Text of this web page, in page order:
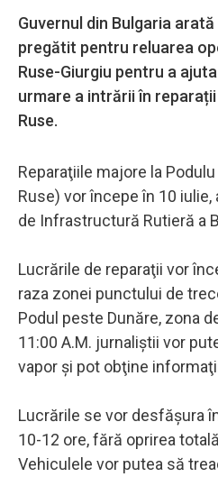
Guvernul din Bulgaria
pregătit pentru reluarea
Ruse-Giurgiu pentru a
urmare a intrării în
Ruse.
Reparaţiile majore la
Ruse) vor începe în 10
de Infrastructură Rutieră a
Lucrările de reparaţii vor
raza zonei punctului de
Podul peste Dunăre, zona
11:00 A.M. jurnaliştii vor
vapor şi pot obţine
Lucrările se vor desfăşura
10-12 ore, fără oprirea
Vehiculele vor putea să